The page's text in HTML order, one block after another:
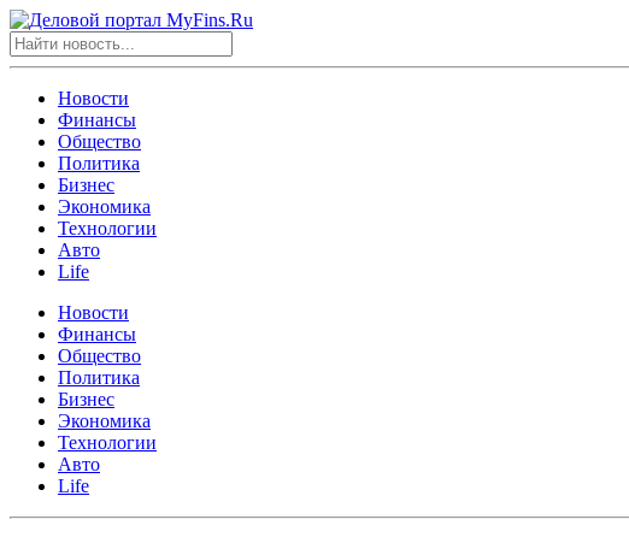
Новости
Финансы
Общество
Политика
Бизнес
Экономика
Технологии
Авто
Life
Новости
Финансы
Общество
Политика
Бизнес
Экономика
Технологии
Авто
Life